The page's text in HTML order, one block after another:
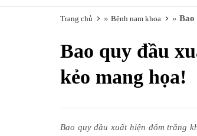
Trang chủ » Bệnh nam khoa » Bao
Bao quy đầu
kẻo mang họa!
Bao quy đầu xuất hiện đốm trắng